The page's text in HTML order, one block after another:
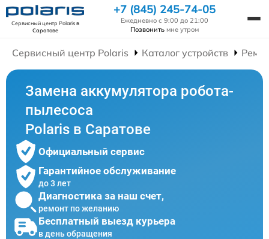
Сервисный центр Polarisв
Саратове
+7 (845) 245-74-05
Ежедневно с 9:00 до 21:00
Позвонить мне утром
Сервисный центр Polaris Каталог устройств
Замена аккумулятора робота-
пылесоса
Polaris в Саратове
Официальный сервис
Гарантийное обслуживание
до 3 лет
Диагностика за наш счет,
ремонт по желанию
Бесплатный выезд курьера
в день обращения